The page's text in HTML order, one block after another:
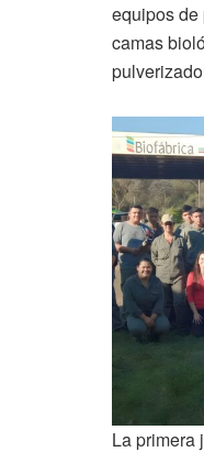
equipos de
camas
La primera